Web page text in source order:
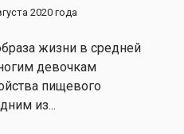
2020 года
жизни в средней
девочкам
пищевого
из...